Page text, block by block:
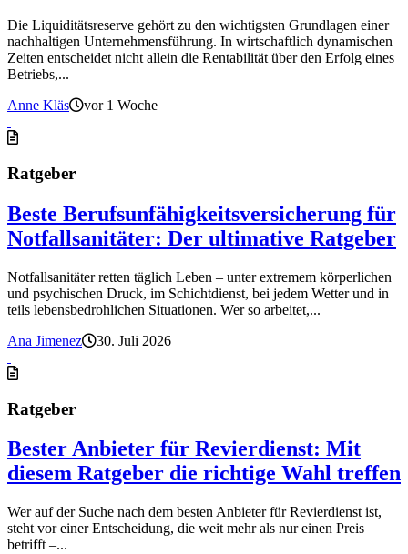
Die Liquiditätsreserve gehört zu den wichtigsten Grundlagen einer
nachhaltigen Unternehmensführung. In wirtschaftlich dynamischen
Zeiten entscheidet nicht allein die Rentabilität über den Erfolg eines
Betriebs,...
Anne Kläs
vor 1 Woche
Ratgeber
Beste Berufsunfähigkeitsversicherung für
Notfallsanitäter: Der ultimative Ratgeber
Notfallsanitäter retten täglich Leben – unter extremem körperlichen
und psychischen Druck, im Schichtdienst, bei jedem Wetter und in
teils lebensbedrohlichen Situationen. Wer so arbeitet,...
Ana Jimenez
30. Juli 2026
Ratgeber
Bester Anbieter für Revierdienst: Mit
diesem Ratgeber die richtige Wahl treffen
Wer auf der Suche nach dem besten Anbieter für Revierdienst ist,
steht vor einer Entscheidung, die weit mehr als nur einen Preis
betrifft –...